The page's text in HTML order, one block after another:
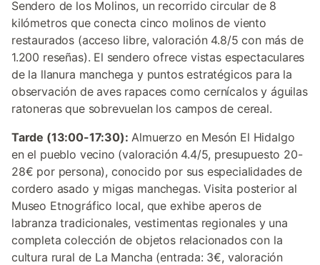
Sendero de los Molinos, un recorrido circular de 8
kilómetros que conecta cinco molinos de viento
restaurados (acceso libre, valoración 4.8/5 con más de
1.200 reseñas). El sendero ofrece vistas espectaculares
de la llanura manchega y puntos estratégicos para la
observación de aves rapaces como cernícalos y águilas
ratoneras que sobrevuelan los campos de cereal.
Tarde (13:00-17:30): Almuerzo en Mesón El Hidalgo
en el pueblo vecino (valoración 4.4/5, presupuesto 20-
28€ por persona), conocido por sus especialidades de
cordero asado y migas manchegas. Visita posterior al
Museo Etnográfico local, que exhibe aperos de
labranza tradicionales, vestimentas regionales y una
completa colección de objetos relacionados con la
cultura rural de La Mancha (entrada: 3€, valoración